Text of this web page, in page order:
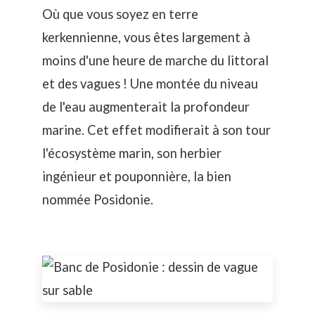
Où que vous soyez en terre
kerkennienne, vous êtes largement à
moins d'une heure de marche du littoral
et des vagues ! Une montée du niveau
de l'eau augmenterait la profondeur
marine. Cet effet modifierait à son tour
l'écosystème marin, son herbier
ingénieur et pouponnière, la bien
nommée Posidonie.